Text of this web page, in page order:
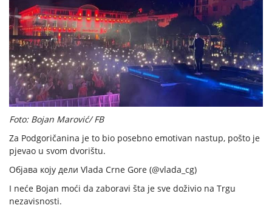
Foto: Bojan Marović/ FB
Za Podgoričanina je to bio posebno emotivan nastup, pošto je
pjevao u svom dvorištu.
Објава коју дели Vlada Crne Gore (@vlada_cg)
I neće Bojan moći da zaboravi šta je sve doživio na Trgu
nezavisnosti.